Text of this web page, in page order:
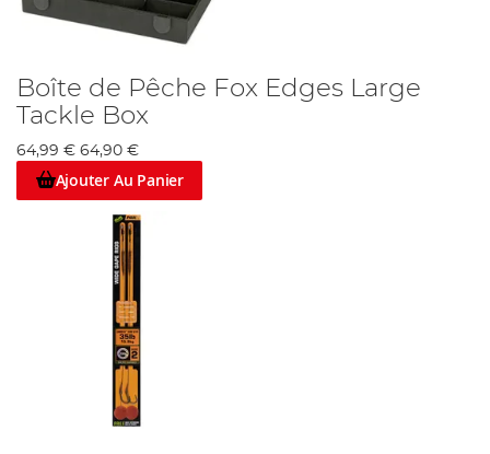
Boîte de Pêche Fox Edges Large
Tackle Box
64,99 € 64,90 €
Ajouter Au Panier